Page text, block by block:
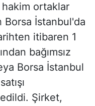
ortaklar
Borsa İstanbul'da
itibaren 1
bağımsız
Borsa İstanbul
Şirket,